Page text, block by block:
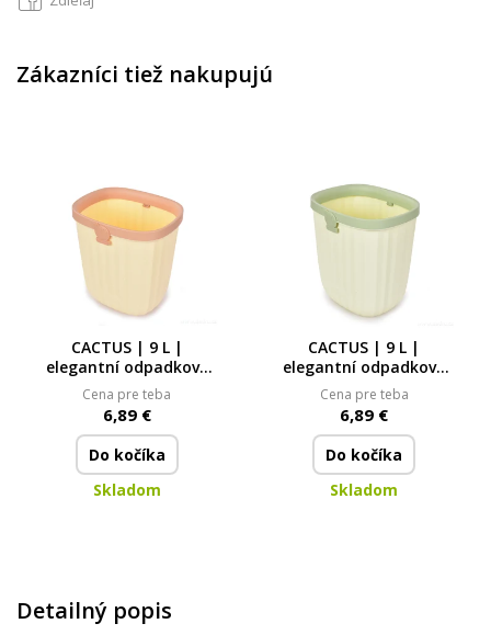
Zákazníci tiež nakupujú
CACTUS | 9 L |
elegantní odpadkový
koš bez víka s
odnímatelným
rámečkem
Cena pre teba
6,89 €
Do kočíka
Skladom
CACTUS | 9 L |
elegantní odpadkový
koš bez víka s
odnímatelným
rámečkem
Cena pre teba
6,89 €
Do kočíka
Skladom
Detailný popis